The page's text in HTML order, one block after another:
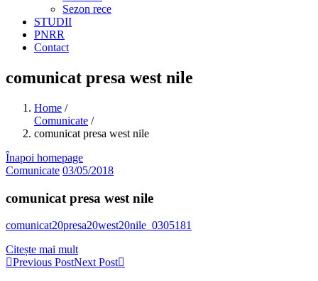
Sezon rece
STUDII
PNRR
Contact
comunicat presa west nile
Home /
Comunicate /
comunicat presa west nile
Înapoi homepage
Comunicate 03/05/2018
comunicat presa west nile
comunicat20presa20west20nile_0305181
Citește mai mult
Previous PostNext Post